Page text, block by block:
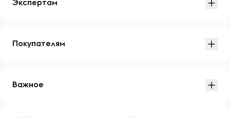
Экспертам
Покупателям
Важное